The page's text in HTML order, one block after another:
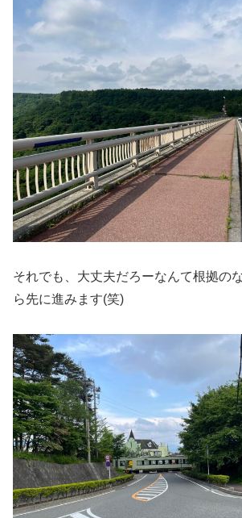
それでも、大丈夫だろーなんて根拠の
ら先に進みます(笑)